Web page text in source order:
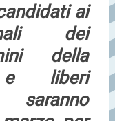
ai
dei
della
liberi